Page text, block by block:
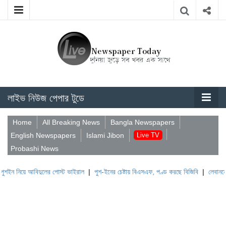
লাইভ নিউজ পেপার টুডে
Home All Breaking News
Bangla Newspapers
English Newspapers
Islami Jibon Live TV
Probashi News
পোস্ট ভাইরাল| পুশ-ইনের চেষ্টায় বিএসএফ, পণ্ড করছে বিজিবি|লেবাননের